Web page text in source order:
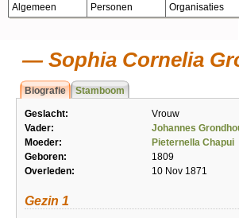
Algemeen Personen Organisaties
Sophia Cornelia
Biografie Stamboom
Geslacht:
Vrouw
Vader:
Johannes
Moeder:
Pieternella Chapui
Geboren:
1809
Overleden:
10 Nov 1871
Gezin 1